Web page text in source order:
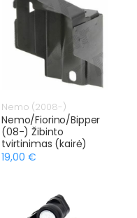
Nemo (2008-)
Nemo/Fiorino/Bipper
(08-) Žibinto
tvirtinimas (kairė)
19,00 €